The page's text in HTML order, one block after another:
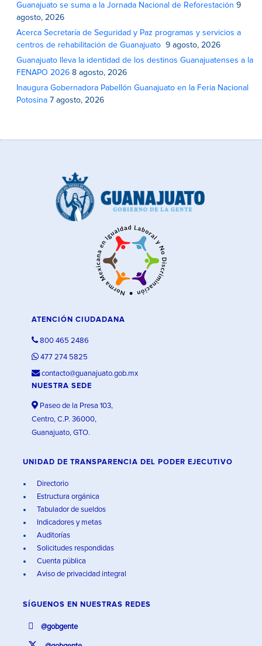
Guanajuato se suma a la Jornada Nacional de Reforestación 9
agosto, 2026
Acerca Secretaría de Seguridad y Paz programas y servicios a
centros de rehabilitación de Guanajuato
9 agosto, 2026
Guanajuato lleva la identidad de los destinos Guanajuatenses a la
FENAPO 2026 8 agosto, 2026
Inaugura Gobernadora Pabellón Guanajuato en la Feria Nacional
Potosina 7 agosto, 2026
ATENCIÓN CIUDADANA
800 465 2486
477 274 5825
contacto@guanajuato.gob.mx
NUESTRA SEDE
Paseo de la Presa 103,
Centro, C.P. 36000,
Guanajuato, GTO.
UNIDAD DE TRANSPARENCIA DEL PODER EJECUTIVO
Directorio
Estructura orgánica
Tabulador de sueldos
Indicadores y metas
Auditorías
Solicitudes respondidas
Cuenta pública
Aviso de privacidad integral
SÍGUENOS EN NUESTRAS REDES
@gobgente